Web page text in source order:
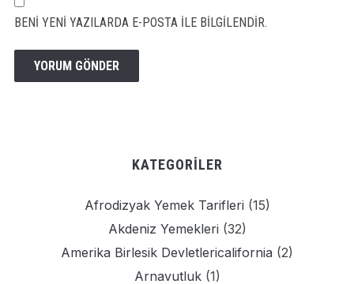
BENI YENI YAZILARDA E-POSTA ILE BILGILENDIR.
KATEGORILER
Afrodizyak Yemek Tarifleri (15)
Akdeniz Yemekleri (32)
Amerika Birlesik Devletlericalifornia (2)
Arnavutluk(1)